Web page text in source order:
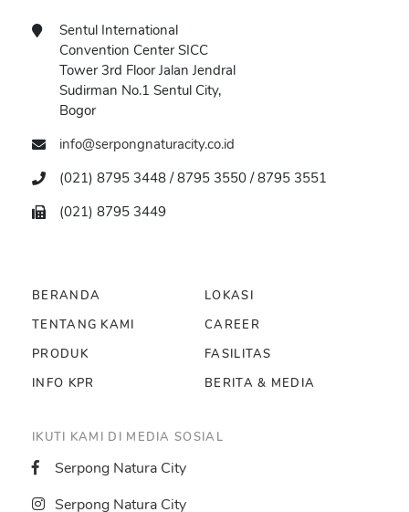
Sentul International
Convention Center SICC
Tower 3rd Floor Jalan Jendral
Sudirman No.1 Sentul City,
Bogor
info@serpongnaturacity.co.id
(021) 8795 3448 / 8795 3550 / 8795 3551
(021) 8795 3449
BERANDA
LOKASI
TENTANG KAMI
CAREER
PRODUK
FASILITAS
INFO KPR
BERITA & MEDIA
IKUTI KAMI DI MEDIA SOSIAL
Serpong Natura City
Serpong Natura City